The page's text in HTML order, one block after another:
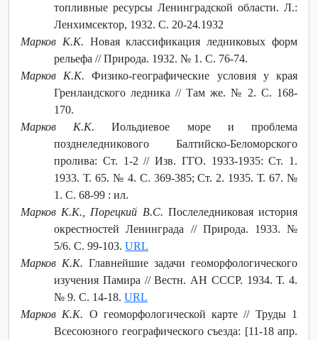
топливные ресурсы Ленинградской области. Л.:
Ленхимсектор, 1932. С. 20-24.1932
Марков К.К. Новая классификация ледниковых форм
рельефа // Природа. 1932. № 1. С. 76-74.
Марков К.К. Физико-географические условия у края
Гренландского ледника // Там же. № 2. С. 168-
170.
Марков К.К. Иольдиевое море и проблема
позднеледникового Балтийско-Беломорского
пролива: Ст. 1-2 // Изв. ГГО. 1933-1935: Ст. 1.
1933. Т. 65. № 4. С. 369-385; Ст. 2. 1935. Т. 67. №
1. С. 68-99 : ил.
Марков К.К., Порецкий В.С. Послеледниковая история
окрестностей Ленинграда // Природа. 1933. №
5/6. С. 99-103.URL
Марков К.К. Главнейшие задачи геоморфологического
изучения Памира // Вестн. АН СССР. 1934. Т. 4.
№ 9. С. 14-18.URL
Марков К.К. О геоморфологической карте // Труды 1
Всесоюзного географического съезда: [11-18 апр.